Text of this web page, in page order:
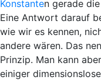
Konstanten gerade
Eine Antwort darauf
wie wir es kennen,
andere wären. Das
Prinzip. Man kann
einiger